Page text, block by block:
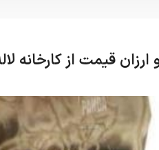
ارزان قیمت از کارخانه